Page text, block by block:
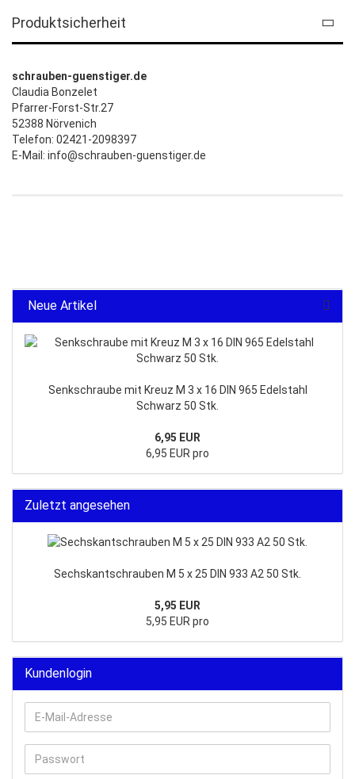
Produktsicherheit
schrauben-guenstiger.de
Claudia Bonzelet
Pfarrer-Forst-Str.27
52388 Nörvenich
Telefon: 02421-2098397
E-Mail: info@schrauben-guenstiger.de
Neue Artikel
Senkschraube mit Kreuz M 3 x 16 DIN 965 Edelstahl
Schwarz 50 Stk.
6,95 EUR
6,95 EUR pro
Zuletzt angesehen
Sechskantschrauben M 5 x 25 DIN 933 A2 50 Stk.
5,95 EUR
5,95 EUR pro
Kundenlogin
E-
Mail-
Adresse
Passwort